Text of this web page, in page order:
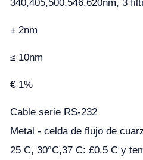
340,405,500,546,620nm, 3
± 2nm
≤ 10nm
€ 1%
Cable serie RS-232
Metal - celda de flujo de
25 C, 30°C,37 C: £0.5 C y